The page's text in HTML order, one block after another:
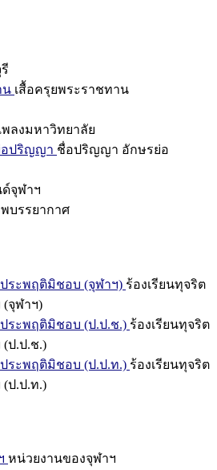
น เสื้อครุยพระราชทาน
พลงมหาวิทยาลัย
ปริญญา ชื่อปริญญา อักษรย่อ
จุฬาฯ
บรรยากาศ
ระพฤติมิชอบ (จุฬาฯ) ร้องเรียนทุจริต
จุฬาฯ)
ระพฤติมิชอบ (ป.ป.ช.) ร้องเรียนทุจริต
ป.ป.ช.)
ระพฤติมิชอบ (ป.ป.ท.) ร้องเรียนทุจริต
ป.ป.ท.)
หน่วยงานของจุฬาฯ